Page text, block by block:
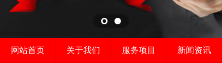
网站首页 关于我们 服务项目 新闻资讯